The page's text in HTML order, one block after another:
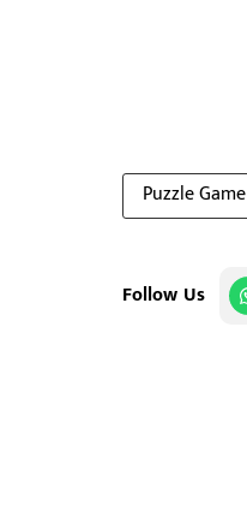
Puzzle Game
Follow Us